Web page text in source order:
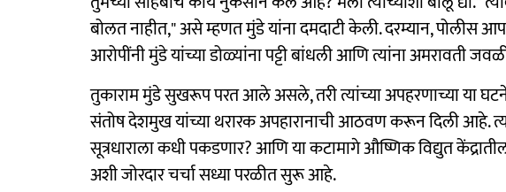
बोलत नाहीत," असे म्हणत मुंडे यांना दमदाटी केली. दरम्यान, पोलीस
आरोपींनी मुंडे यांच्या डोळ्यांना पट्टी बांधली आणि त्यांना अमरावती
तुकाराम मुंडे सुखरूप परत आले असले, तरी त्यांच्या अपहरणाच्या या
संतोष देशमुख यांच्या थरारक अपहारानाची आठवण करून दिली आहे.
सूत्रधाराला कधी पकडणार? आणि या कटामागे औष्णिक विद्युत
अशी जोरदार चर्चा सध्या परळीत सुरू आहे.